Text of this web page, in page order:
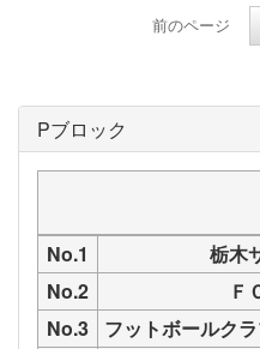
前のページ
Pブロック
No.1
栃木
No.2
Ｆ
No.3
フットボールク